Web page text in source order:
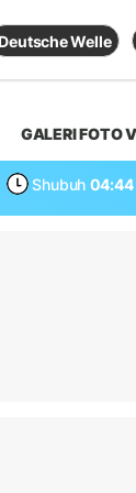
Deutsche Welle
GALERI FOTO
Shubuh 04:44